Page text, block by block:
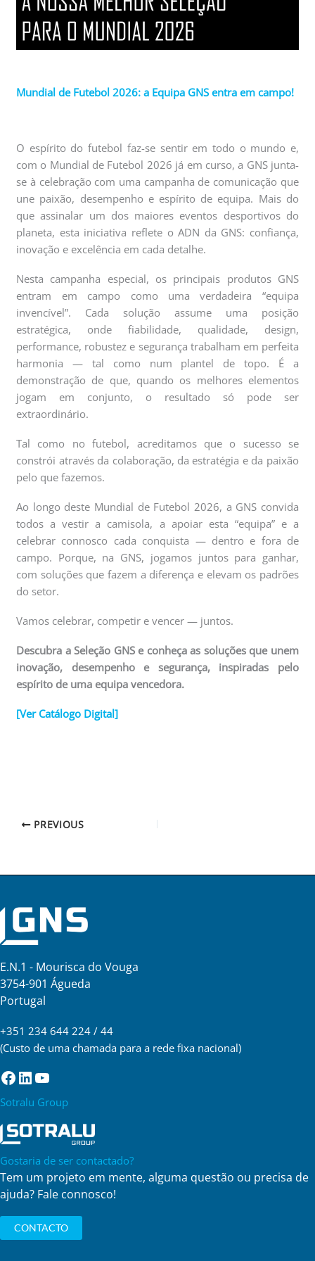
Mundial de Futebol 2026: a Equipa GNS entra em campo!
O espírito do futebol faz-se sentir em todo o mundo e,
com o Mundial de Futebol 2026 já em curso, a GNS junta-
se à celebração com uma campanha de comunicação que
une paixão, desempenho e espírito de equipa. Mais do
que assinalar um dos maiores eventos desportivos do
planeta, esta iniciativa reflete o ADN da GNS: confiança,
inovação e excelência em cada detalhe.
Nesta campanha especial, os principais produtos GNS
entram em campo como uma verdadeira “equipa
invencível”. Cada solução assume uma posição
estratégica, onde fiabilidade, qualidade, design,
performance, robustez e segurança trabalham em perfeita
harmonia — tal como num plantel de topo. É a
demonstração de que, quando os melhores elementos
jogam em conjunto, o resultado só pode ser
extraordinário.
Tal como no futebol, acreditamos que o sucesso se
constrói através da colaboração, da estratégia e da paixão
pelo que fazemos.
Ao longo deste Mundial de Futebol 2026, a GNS convida
todos a vestir a camisola, a apoiar esta “equipa” e a
celebrar connosco cada conquista — dentro e fora de
campo. Porque, na GNS, jogamos juntos para ganhar,
com soluções que fazem a diferença e elevam os padrões
do setor.
Vamos celebrar, competir e vencer — juntos.
Descubra a Seleção GNS e conheça as soluções que unem
inovação, desempenho e segurança, inspiradas pelo
espírito de uma equipa vencedora.
[Ver Catálogo Digital]
PREVIOUS
E.N.1 - Mourisca do Vouga
3754-901 Águeda
Portugal
+351 234 644 224 / 44
(Custo de uma chamada para a rede fixa nacional)
Facebook
LinkedIn
YouTube
Sotralu Group
Gostaria de ser contactado?
Tem um projeto em mente, alguma questão ou precisa de
ajuda? Fale connosco!
CONTACTO